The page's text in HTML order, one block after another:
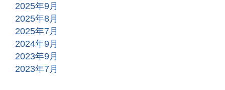
2025年9月
2025年8月
2025年7月
2024年9月
2023年9月
2023年7月